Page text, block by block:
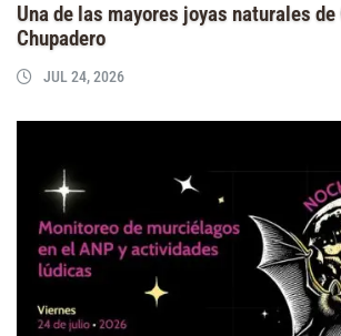
Una de las mayores joyas naturales de
Chupadero
JUL 24, 2026